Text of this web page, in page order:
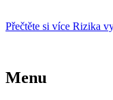
Přečtěte si více Rizika
Menu